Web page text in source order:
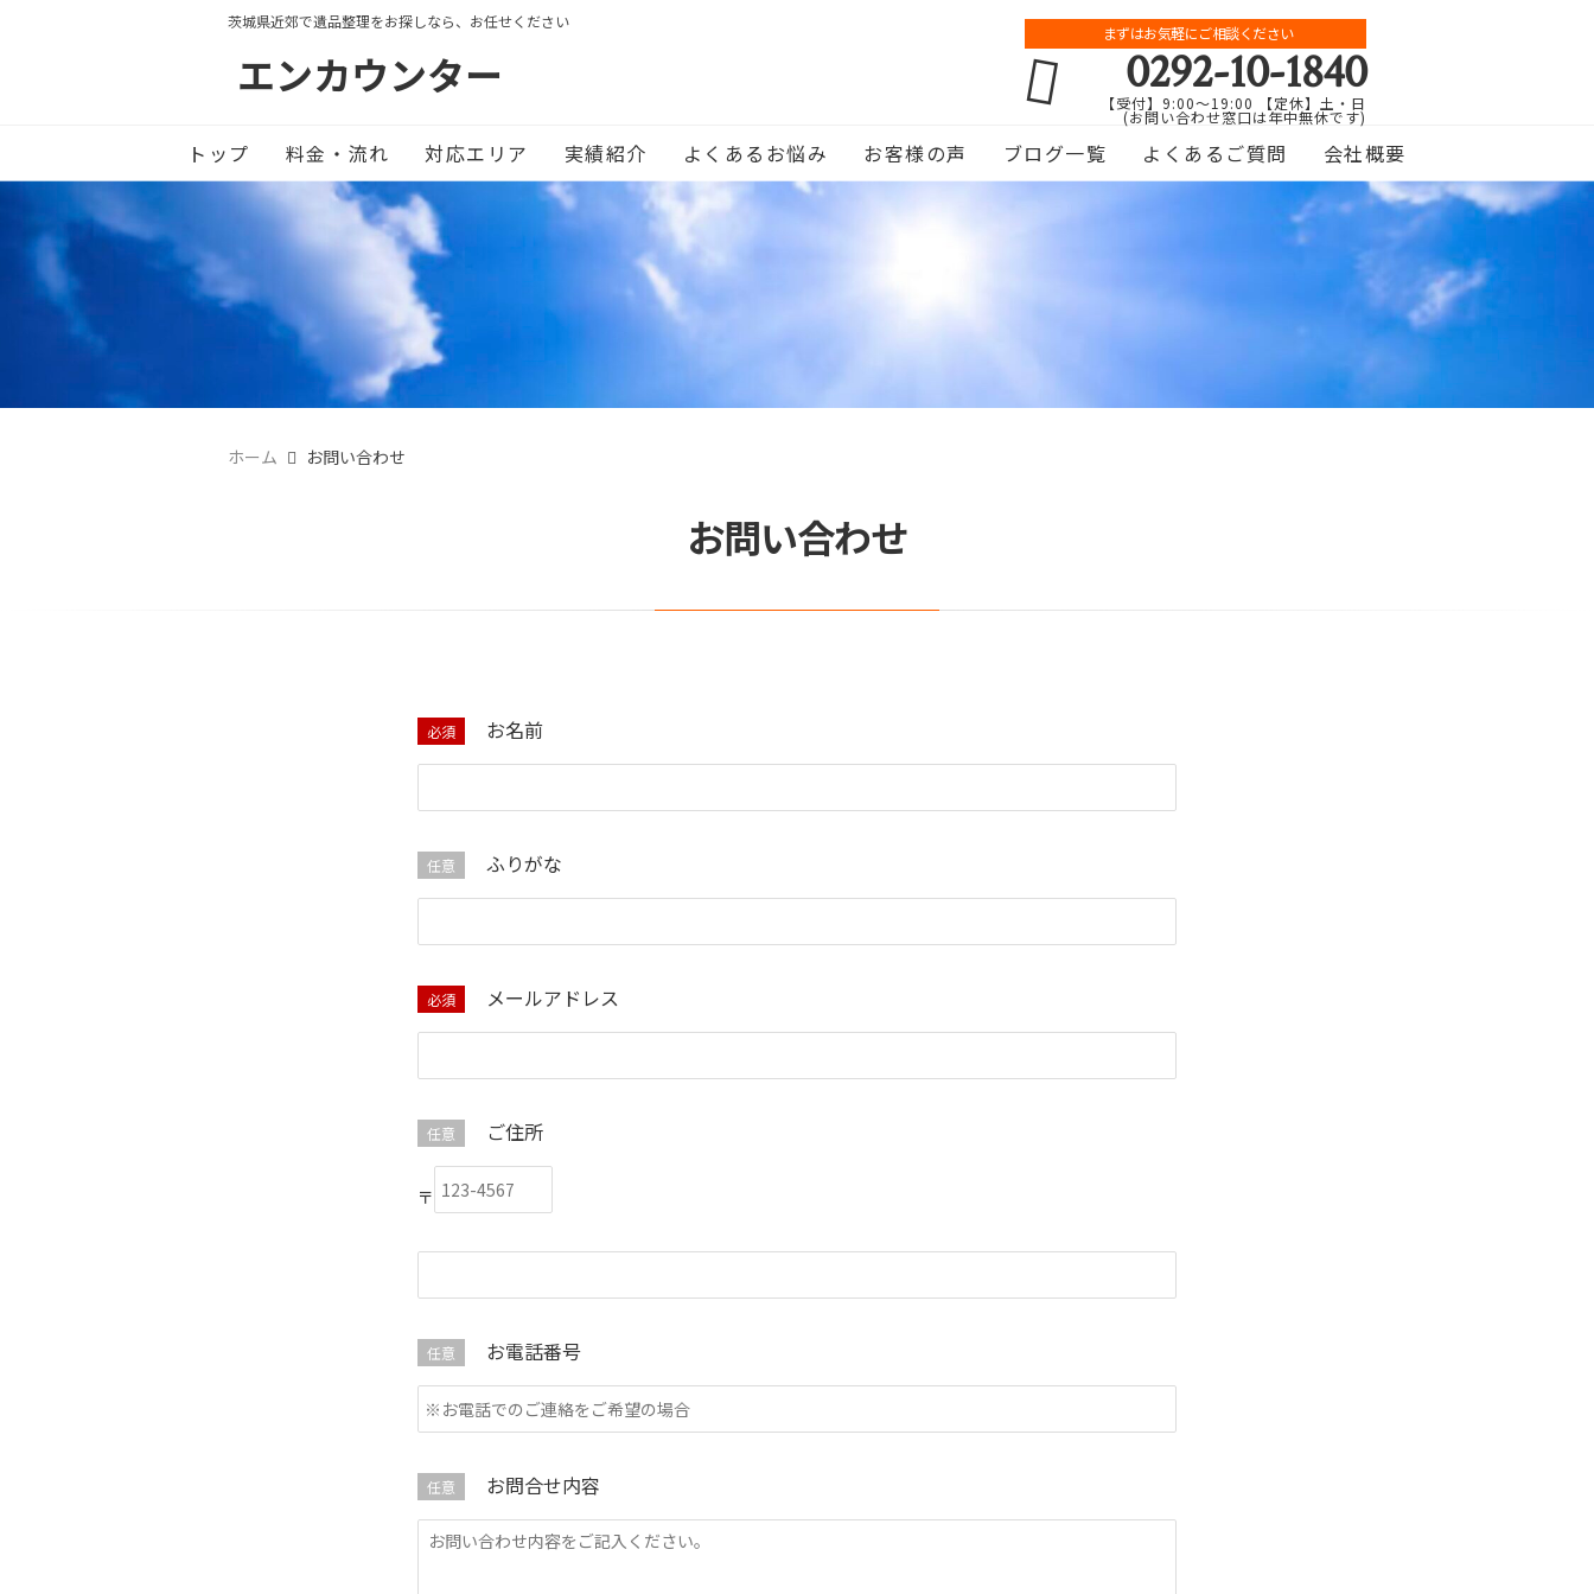
茨城県近郊で遺品整理をお探しなら、お任せください
エンカウンター
まずはお気軽にご相談ください
0292-10-1840
【受付】9:00～19:00 【定休】土・日
(お問い合わせ窓口は年中無休です)
トップ 料金・流れ 対応エリア 実績紹介 よくあるお悩み お客様の声 ブログ一覧 よくあるご質問 会社概要
ホーム お問い合わせ
お問い合わせ
必須 お名前
任意 ふりがな
必須 メールアドレス
任意 ご住所
〒
任意 お電話番号
任意 お問合せ内容